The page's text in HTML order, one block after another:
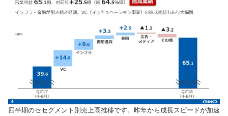
四半期のセセグメント別売上高推移です。昨年から成長スピードが加速